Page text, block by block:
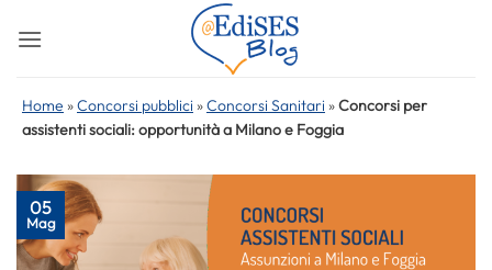
Home »Concorsi pubblici »Concorsi Sanitari »Concorsi per
assistenti sociali: opportunità a Milano e Foggia
05
Mag